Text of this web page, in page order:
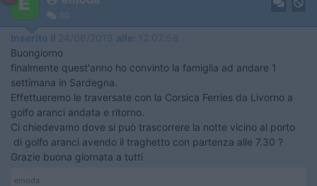
30
Inserito il 24/06/2018 alle: 12:07:58
Buongiorno
finalmente quest'anno ho convinto la famiglia ad andare 1
settimana in Sardegna.
Effettueremo le traversate con la Corsica Ferries da Livorno a
golfo aranci andata e ritorno.
Ci chiedevamo dove si può trascorrere la notte vicino al porto
di golfo aranci avendo il traghetto con partenza alle 7.30 ?
Grazie buona giornata a tutti
emoda